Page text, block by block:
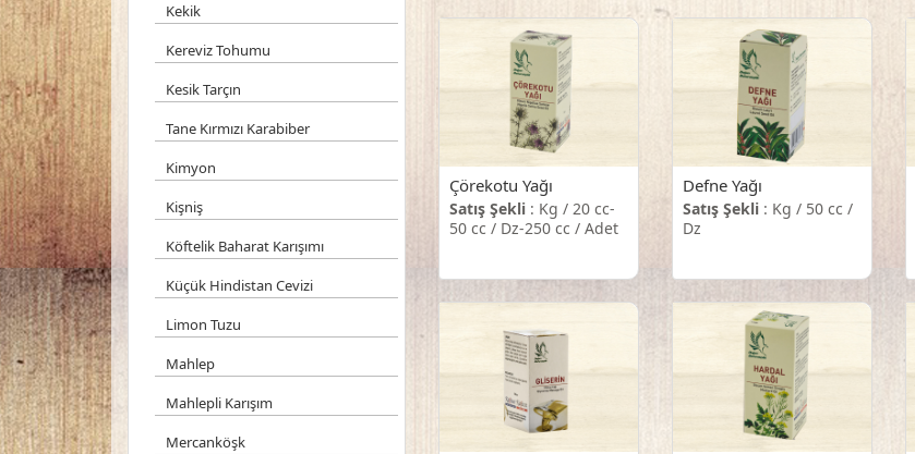
Kekik
Kereviz Tohumu
Kesik Tarçın
Tane Kırmızı Karabiber
Kimyon
Kişniş
Köftelik Baharat Karışımı
Küçük Hindistan Cevizi
Limon Tuzu
Mahlep
Mahlepli Karışım
Mercanköşk
Çörekotu Yağı
Satış Şekli : Kg / 20 cc-
50 cc / Dz-250 cc / Adet
Defne Yağı
Satış Şekli : Kg / 50 cc /
Dz